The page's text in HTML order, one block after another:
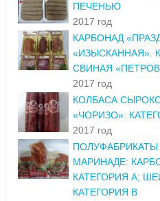
ПЕЧЕНЬЮ
2017 год
КАРБОНАД
«ИЗЫСКАННАЯ».
СВИНАЯ
2017 год
КОЛБАСА
«ЧОРИЗО».
2017 год
МАРИНАДЕ:
КАТЕГОРИЯ А;
КАТЕГОРИЯ В